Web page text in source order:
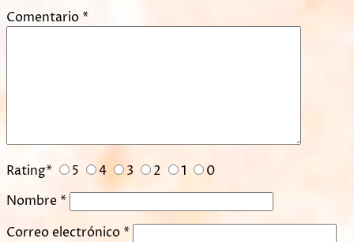
Comentario*
Rating* 5 4 3 2 1
0
Nombre*
Correo electrónico*